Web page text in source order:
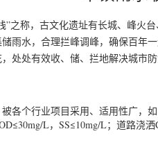
”之称，古文化遗址有长城、峰
雨水，合理拦峰调峰，确保百年
处处有效收、储、拦地解决城市
个行业项目采用、适用性广，
L，SS≤10mg/L；道路浇洒